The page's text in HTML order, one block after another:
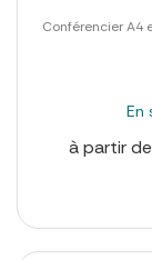
Conférencier A4
En
à partir de